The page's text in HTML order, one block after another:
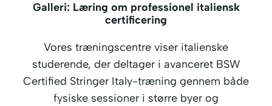
Galleri: Læring om professionel italiensk
certificering
Vores træningscentre viser italienske
studerende, der deltager i avanceret BSW
Certified Stringer Italy-træning gennem både
fysiske sessioner i større byer og